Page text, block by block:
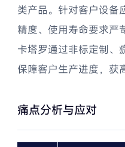
包
机
道
类产品。针对客户设备
精度、使用寿命要求严
卡塔罗通过非标定制、
保障客户生产进度，获
痛点分析与应对